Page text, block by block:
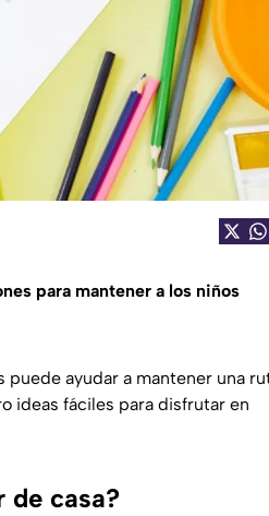
para mantener a los niños
ayudar a mantener una
ideas fáciles para disfrutar en
de casa?